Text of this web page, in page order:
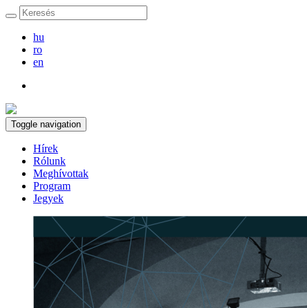
hu
ro
en
Toggle navigation
Hírek
Rólunk
Meghívottak
Program
Jegyek